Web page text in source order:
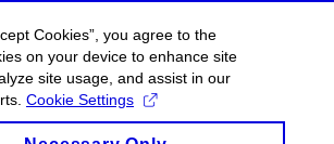
Cookies”, you agree to the
on your device to enhance site
site usage, and assist in our
Cookie Settings